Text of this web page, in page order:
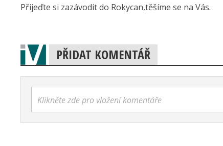
Přijeďte si zazávodit do Rokycan,těšíme se na Vás.
PŘIDAT KOMENTÁŘ
Klikněte zde pro vložení komentáře